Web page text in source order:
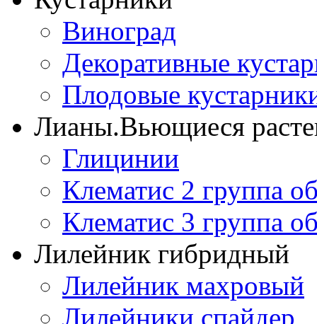
Виноград
Декоративные
Плодовые
Лианы.Вьющиеся
Глицинии
Клематис 2 группа
Клематис 3 группа
Лилейник гибридный
Лилейник махровый
Лилейники спайдер